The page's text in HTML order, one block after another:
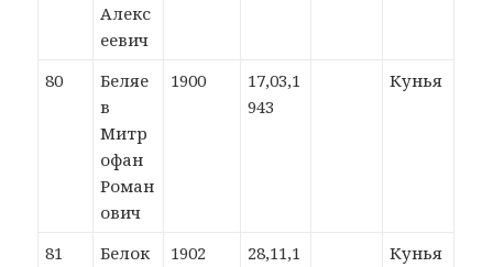
Алекс
еевич
80
Беляе
в
Митр
офан
Роман
ович
1900
17,03,1
943
Кунья
81
Белок
1902
28,11,1
Кунья